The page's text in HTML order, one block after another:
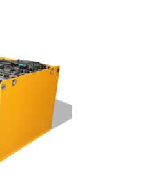
3333
77